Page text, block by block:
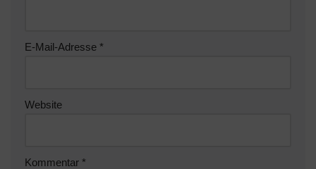
E-Mail-Adresse *
Website
Kommentar *